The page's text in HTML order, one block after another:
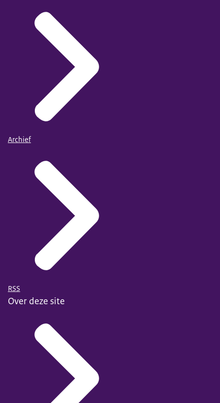
Archief
RSS
Over deze site